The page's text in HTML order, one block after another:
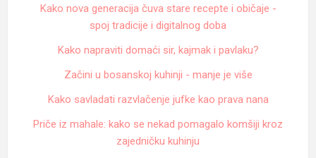
Kako nova generacija čuva stare recepte i običaje -
spoj tradicije i digitalnog doba
Kako napraviti domaći sir, kajmak i pavlaku?
Začini u bosanskoj kuhinji - manje je više
Kako savladati razvlačenje jufke kao prava nana
Priče iz mahale: kako se nekad pomagalo komšiji kroz
zajedničku kuhinju